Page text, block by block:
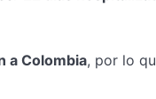
a Colombia, por lo